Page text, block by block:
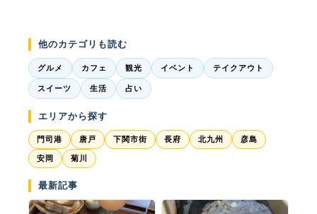
他のカテゴリも読む
グルメ カフェ 観光 イベント テイクアウト
スイーツ 生活 占い
エリアから探す
門司港 唐戸 下関市街 長府 北九州 彦島
安岡 菊川
最新記事